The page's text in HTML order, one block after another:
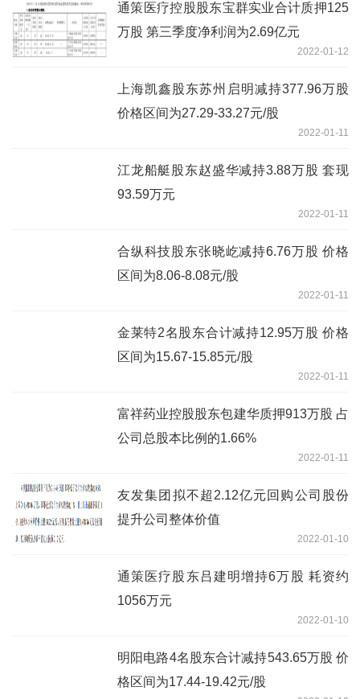
通策医疗控股股东宝群实业合计质押125
万股 第三季度净利润为2.69亿元
2022-01-12
上海凯鑫股东苏州启明减持377.96万股
价格区间为27.29-33.27元/股
2022-01-11
江龙船艇股东赵盛华减持3.88万股 套现
93.59万元
2022-01-11
合纵科技股东张晓屹减持6.76万股 价格
区间为8.06-8.08元/股
2022-01-11
金莱特2名股东合计减持12.95万股 价格
区间为15.67-15.85元/股
2022-01-11
富祥药业控股股东包建华质押913万股 占
公司总股本比例的1.66%
2022-01-11
友发集团拟不超2.12亿元回购公司股份
提升公司整体价值
2022-01-10
通策医疗股东吕建明增持6万股 耗资约
1056万元
2022-01-10
明阳电路4名股东合计减持543.65万股 价
格区间为17.44-19.42元/股